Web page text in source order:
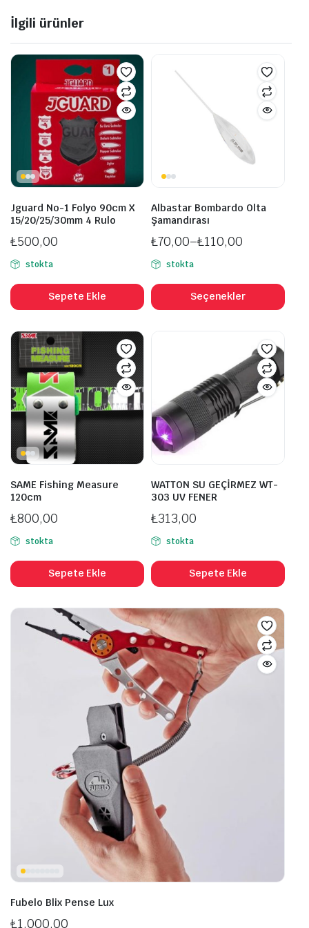
İlgili ürünler
Jguard No-1 Folyo 90cm X
15/20/25/30mm 4 Rulo
₺500,00
stokta
Sepete Ekle
Albastar Bombardo Olta
Şamandırası
₺70,00–₺110,00
Fiyat
aralığı:
₺70,00
-
stokta
Seçenekler
SAME Fishing Measure
120cm
₺800,00
stokta
Sepete Ekle
WATTON SU GEÇİRMEZ WT-
303 UV FENER
₺313,00
stokta
Sepete Ekle
Fubelo Blix Pense Lux
₺1.000,00